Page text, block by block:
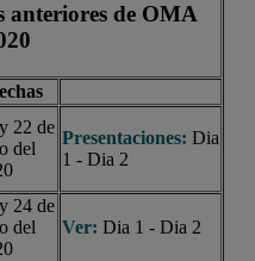
anteriores de OMA
22 de
del
Presentaciones: Dia
1 - Dia 2
24 de
del
Ver: Dia 1 - Dia 2